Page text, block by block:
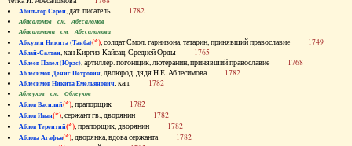
Абильгор Серен, дат. писатель 1782
Абисаломов см. Абесаломов
Абисаломова см. Абесаломова
Абкузин Никита (Танба)(*), солдат Смол. гарнизона, татарин, принявший православие 1749
Аблай-Салтан, хан Киргиз-Кайсац. Средней Орды 1765
Аблеев Павел (Юрас), артиллер. погонщик, лютеранин, принявший православие 1768
Аблесимов Денис Петрович, двоюрод. дядя Н.Е. Аблесимова 1782
Аблесимов Никита Емельянович, кап. 1782
Аблеухов см. Облеухов
Аблов Василий(*), прапорщик 1782
Аблов Иван(*), сержант гв., дворянин 1782
Аблов Терентий(*), прапорщик, дворянин 1782
Аблова Агафья(*), дворянка, вдова сержанта 1782